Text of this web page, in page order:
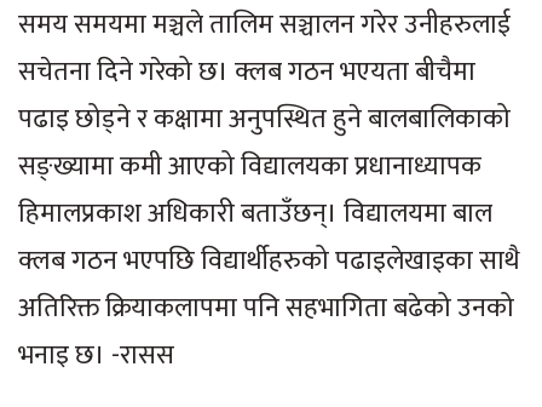
समय समयमा मञ्चले तालिम सञ्चालन गरेर उनीहरुलाई
सचेतना दिने गरेको छ। क्लब गठन भएयता बीचैमा
पढाइ छोड्ने र कक्षामा अनुपस्थित हुने बालबालिकाको
सङ्ख्यामा कमी आएको विद्यालयका प्रधानाध्यापक
हिमालप्रकाश अधिकारी बताउँछन्। विद्यालयमा बाल
क्लब गठन भएपछि विद्यार्थीहरुको पढाइलेखाइका साथै
अतिरिक्त क्रियाकलापमा पनि सहभागिता बढेको उनको
भनाइ छ। -रासस